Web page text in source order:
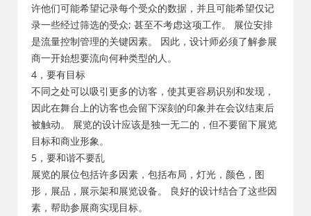
许他们可能希望记录每个受众的数据，并且可能希望仅记
录一些经过筛选的受众; 甚至不考虑这项工作。 展位安排
是流量控制管理的关键因素。 因此，设计师必须了解参展
商一开始想要流向何种类型的人。
4，要有目标
不同之处可以吸引更多的访客，使其更容易识别和发现，
因此在舞台上的访客也会留下深刻的印象并在会议结束后
被触动。 展览的设计应该是独一无二的，但不要留下展览
目标和商业形象。
5，要和谐不要乱
展览的展位包括许多因素，包括布局，灯光，颜色，图
形，展品，展示架和展览设备。 良好的设计结合了这些因
素，帮助参展商实现目标。